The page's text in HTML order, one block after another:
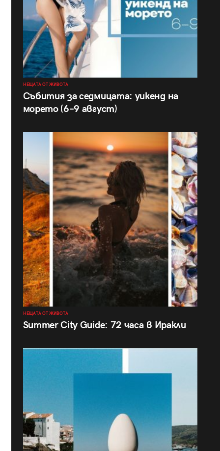
НЕЩАТА ОТ ЖИВОТА
Събития за седмицата: уикенд на
морето (6–9 август)
НЕЩАТА ОТ ЖИВОТА
Summer City Guide: 72 часа в Иракли